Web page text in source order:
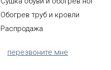
Обогрев труб и кровли
Распродажа
перезвоните мне